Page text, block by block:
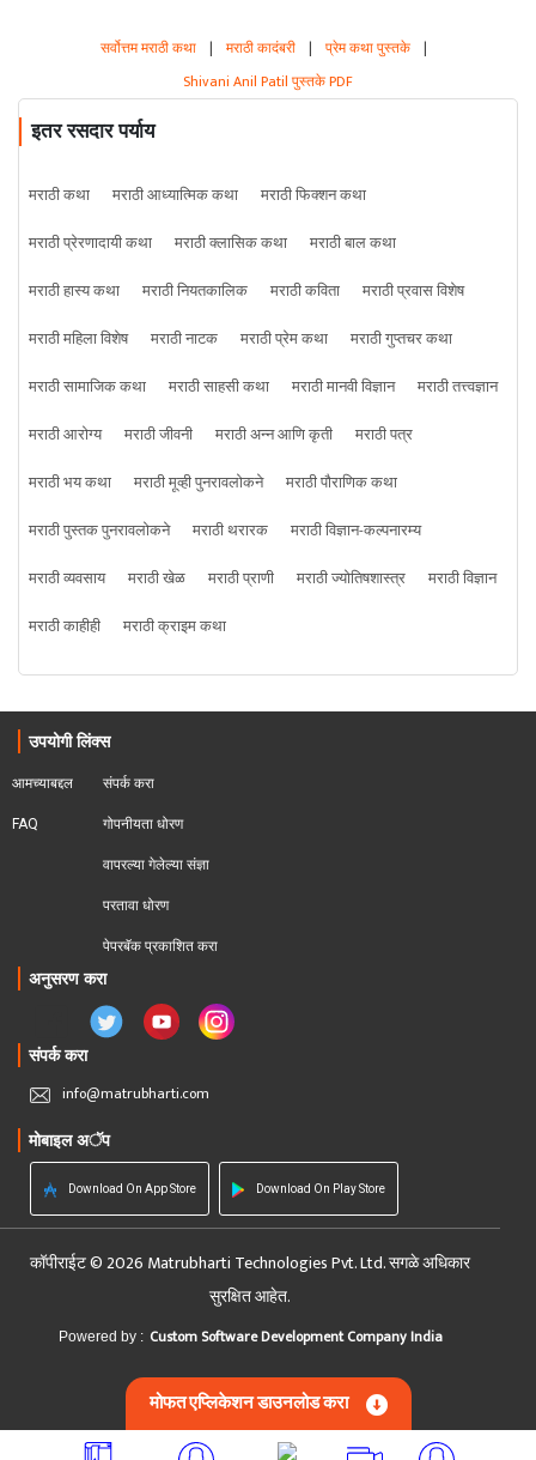
सर्वोत्तम मराठी कथा | मराठी कादंबरी | प्रेम कथा पुस्तके |
Shivani Anil Patil पुस्तके PDF
इतर रसदार पर्याय
मराठी कथा मराठी आध्यात्मिक कथा
मराठी फिक्शन कथा
मराठी प्रेरणादायी कथा
मराठी क्लासिक कथा
मराठी बाल कथा
मराठी हास्य कथा
मराठी नियतकालिक मराठी कविता
मराठी प्रवास विशेष
मराठी महिला विशेष
मराठी नाटक मराठी प्रेम कथा
मराठी गुप्तचर कथा
मराठी सामाजिक कथा
मराठी साहसी कथा मराठी मानवी विज्ञान
मराठी तत्त्वज्ञान
मराठी आरोग्य
मराठी जीवनी मराठी अन्न आणि कृती
मराठी पत्र
मराठी भय कथा
मराठी मूव्ही पुनरावलोकने
मराठी पौराणिक कथा
मराठी पुस्तक पुनरावलोकने
मराठी थरारक
मराठी विज्ञान-कल्पनारम्य
मराठी व्यवसाय
मराठी खेळ मराठी प्राणी मराठी ज्योतिषशास्त्र
मराठी विज्ञान
मराठी काहीही
मराठी क्राइम कथा
उपयोगी लिंक्स
आमच्याबद्दल
FAQ
संपर्क करा
गोपनीयता धोरण
वापरल्या गेलेल्या संज्ञा
परतावा धोरण
पेपरबॅक प्रकाशित करा
अनुसरण करा
संपर्क करा
info@matrubharti.com
मोबाइल अॅप
Download On App Store Download On Play Store
कॉपीराईट © 2026 Matrubharti Technologies Pvt. Ltd. सगळे अधिकार
सुरक्षित आहेत.
Powered by : Custom Software Development Company India
मोफत एप्लिकेशन डाउनलोड करा